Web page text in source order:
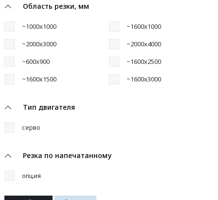
Область резки, мм
~1000x1000
~1600x1000
~2000x3000
~2000x4000
~600x900
~1600x2500
~1600х1500
~1600x3000
Тип двигателя
серво
Резка по напечатанному
опция